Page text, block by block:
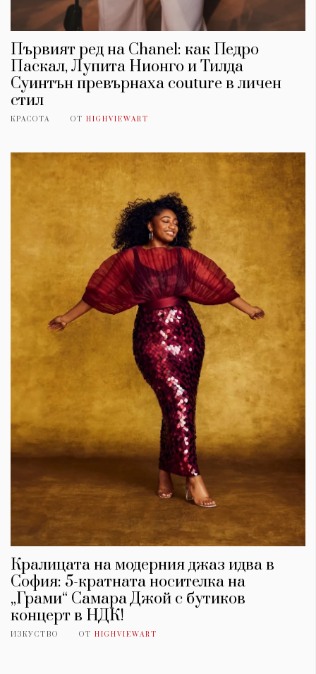
Първият ред на Chanel: как Педро
Паскал, Лупита Нионго и Тилда
Суинтън превърнаха couture в личен
стил
КРАСОТА ОТ HIGHVIEWART
Кралицата на модерния джаз идва в
София: 5-кратната носителка на
„Грами“ Самара Джой с бутиков
концерт в НДК!
ИЗКУСТВО ОТ HIGHVIEWART